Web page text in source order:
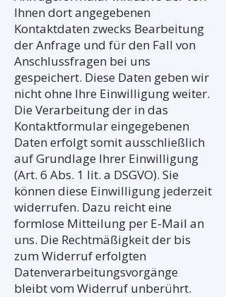
Ihnen dort angegebenen
Kontaktdaten zwecks Bearbeitung
der Anfrage und für den Fall von
Anschlussfragen bei uns
gespeichert. Diese Daten geben wir
nicht ohne Ihre Einwilligung weiter.
Die Verarbeitung der in das
Kontaktformular eingegebenen
Daten erfolgt somit ausschließlich
auf Grundlage Ihrer Einwilligung
(Art. 6 Abs. 1 lit. a DSGVO). Sie
können diese Einwilligung jederzeit
widerrufen. Dazu reicht eine
formlose Mitteilung per E-Mail an
uns. Die Rechtmäßigkeit der bis
zum Widerruf erfolgten
Datenverarbeitungsvorgänge
bleibt vom Widerruf unberührt.